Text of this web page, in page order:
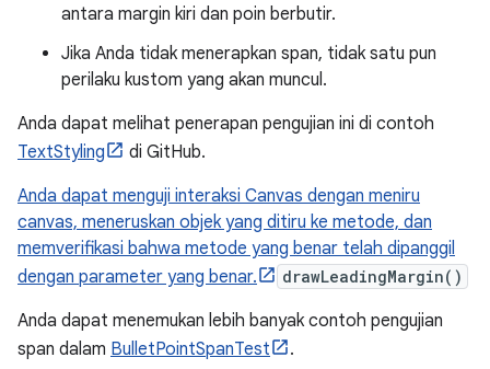
antara margin kiri dan poin berbutir.
Jika Anda tidak menerapkan span, tidak satu pun
perilaku kustom yang akan muncul.
Anda dapat melihat penerapan pengujian ini di contoh
TextStyling
di GitHub.
Anda dapat menguji interaksi Canvas dengan meniru
canvas, meneruskan objek yang ditiru ke metode, dan
memverifikasi bahwa metode yang benar telah dipanggil
dengan parameter yang benar.
drawLeadingMargin()
Anda dapat menemukan lebih banyak contoh pengujian
span dalam BulletPointSpanTest .